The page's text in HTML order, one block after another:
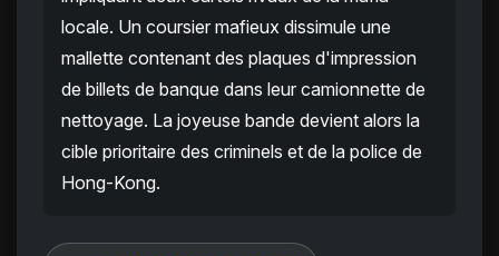
locale. Un coursier mafieux dissimule une
mallette contenant des plaques d'impression
de billets de banque dans leur camionnette de
nettoyage. La joyeuse bande devient alors la
cible prioritaire des criminels et de la police de
Hong-Kong.